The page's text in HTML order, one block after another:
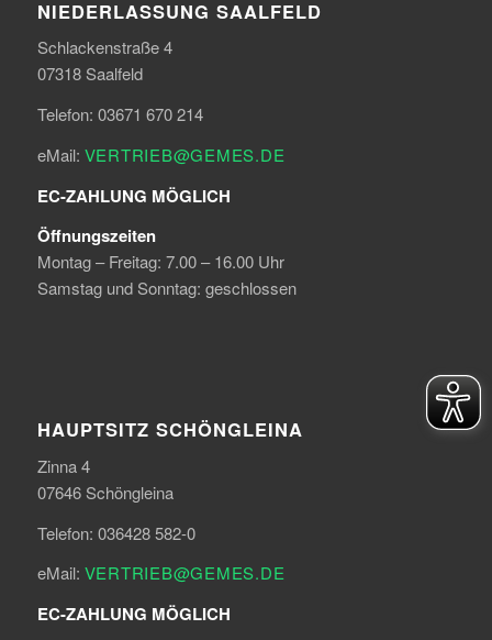
NIEDERLASSUNG SAALFELD
Schlackenstraße 4
07318 Saalfeld
Telefon: 03671 670 214
eMail: VERTRIEB@GEMES.DE
EC-ZAHLUNG MÖGLICH
Öffnungszeiten
Montag – Freitag: 7.00 – 16.00 Uhr
Samstag und Sonntag: geschlossen
HAUPTSITZ SCHÖNGLEINA
Zinna 4
07646 Schöngleina
Telefon: 036428 582-0
eMail: VERTRIEB@GEMES.DE
EC-ZAHLUNG MÖGLICH